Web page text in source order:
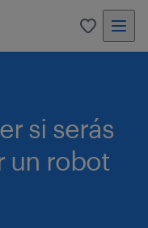
0
si serás
un robot